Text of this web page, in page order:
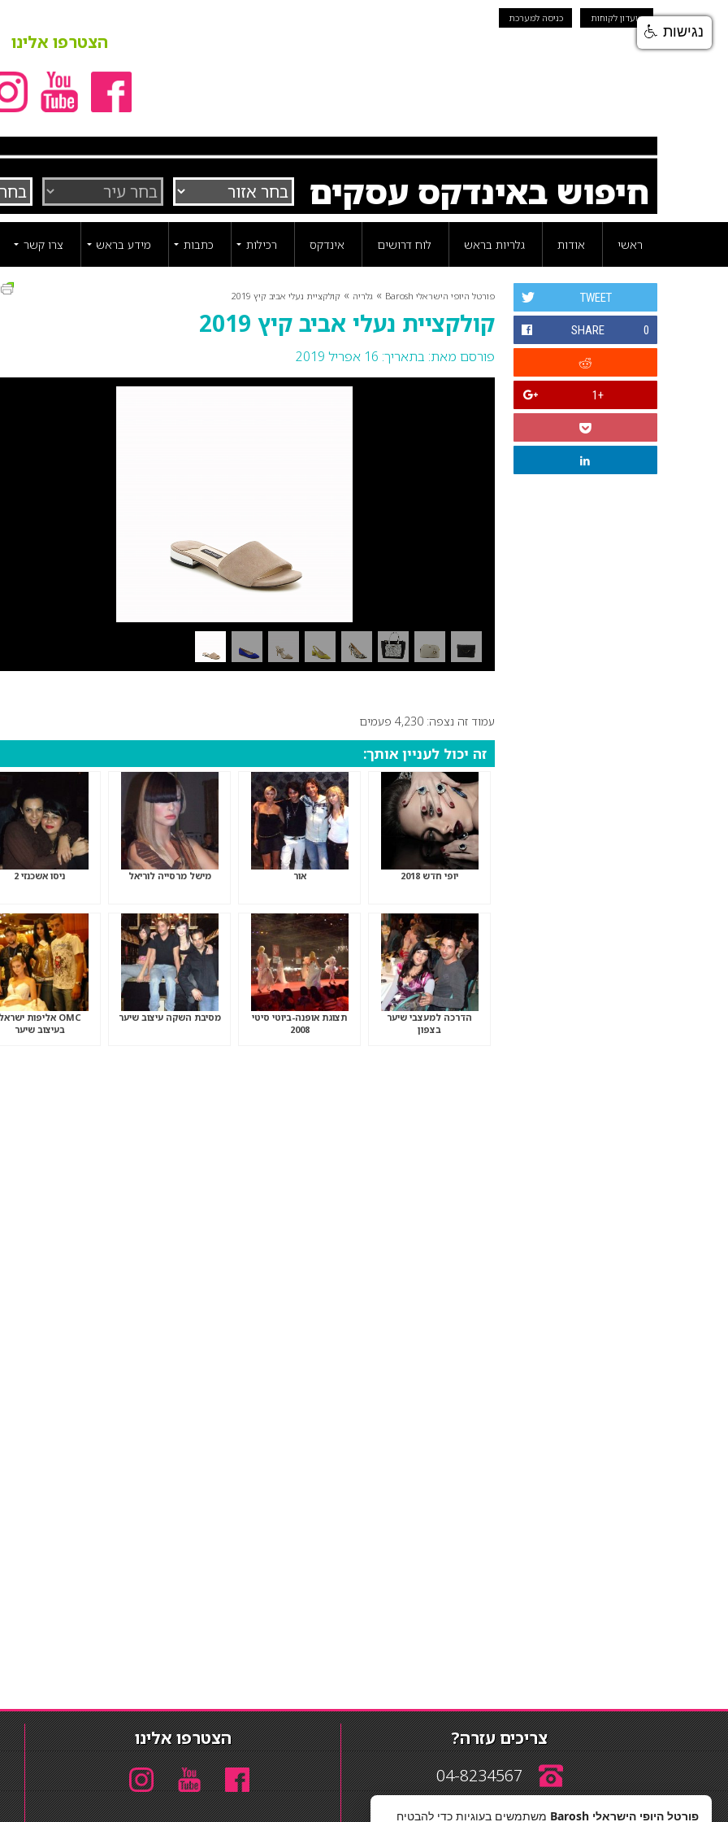
מועדון לקוחות כניסה למערכת
הצטרפו אלינו
חיפוש באינדקס עסקים
ראשי אודות גלריות בראש לוח דרושים אינדקס רכילות כתבות מידע בראש צרו קשר
פורטל היופי הישראלי Barosh » גלריה » קולקציית נעלי אביב קיץ 2019
קולקציית נעלי אביב קיץ 2019
פורסם מאת: בתאריך: 16 אפריל 2019
TWEET
SHARE 0
+1
עמוד זה נצפה: 4,230 פעמים
זה יכול לעניין אותך:
יופי חדש 2018 אור מישל מרסייה לוריאל ניסו אשכנזי 2
הדרכה למעצבי שיער
בצפון
תצוגת אופנה-ביוטי סיטי
2008
מסיבת השקה עיצוב שיער
OMC אליפות ישראל
בעיצוב שיער
צריכים עזרה?
04-8234567
הצטרפו אלינו
פורטל היופי הישראלי Barosh
משתמשים בעוגיות כדי להבטיח
נגישות